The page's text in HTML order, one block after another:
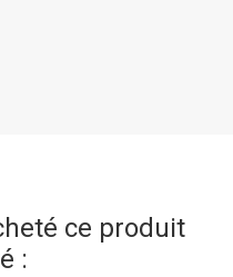
ce produit
: